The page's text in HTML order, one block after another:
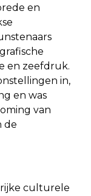
en
en zeefdruk.
in,
en was
van
de
culturele